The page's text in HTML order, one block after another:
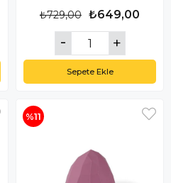
₺649,00
₺729,00
Sepete Ekle
%11